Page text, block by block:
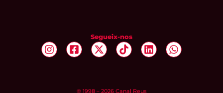
Segueix-nos
© 1998 – 2026 Canal Reus